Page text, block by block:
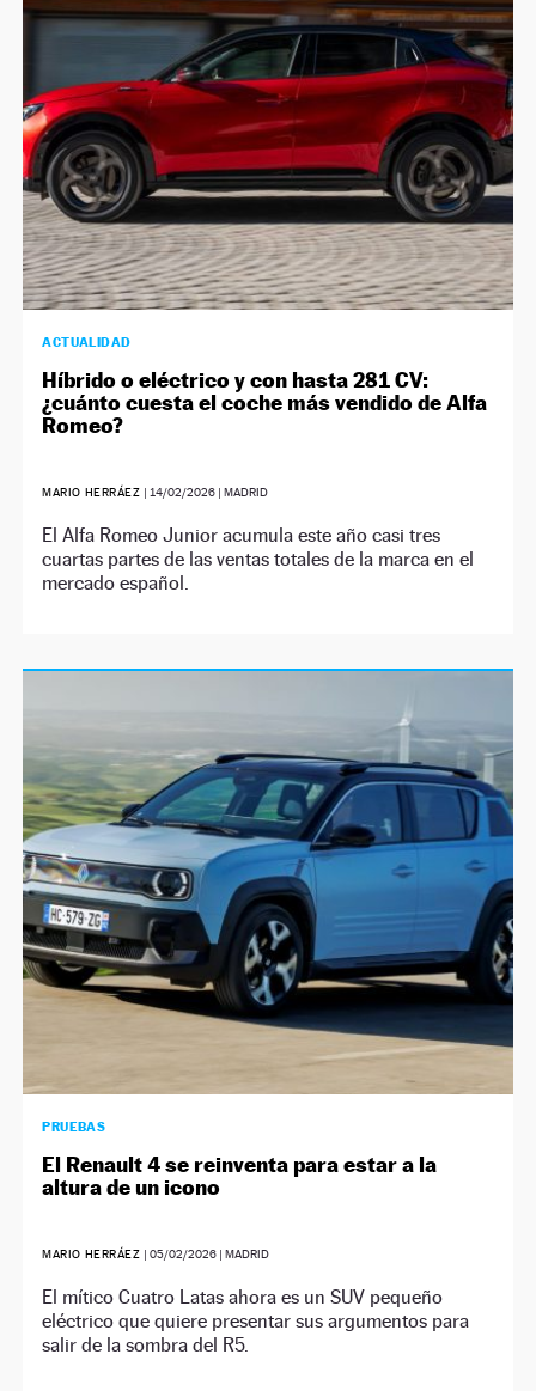
ACTUALIDAD
Híbrido o eléctrico y con hasta 281 CV:
¿cuánto cuesta el coche más vendido de Alfa
Romeo?
MARIO HERRÁEZ | 14/02/2026| MADRID
El Alfa Romeo Junior acumula este año casi tres
cuartas partes de las ventas totales de la marca en el
mercado español.
PRUEBAS
El Renault 4 se reinventa para estar a la
altura de un icono
MARIO HERRÁEZ | 05/02/2026| MADRID
El mítico Cuatro Latas ahora es un SUV pequeño
eléctrico que quiere presentar sus argumentos para
salir de la sombra del R5.